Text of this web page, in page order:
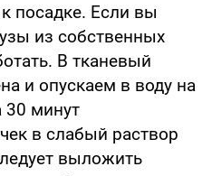
посадке. Если вы
из собственных
В тканевый
и опускаем в воду на
30 минут
в слабый раствор
выложить